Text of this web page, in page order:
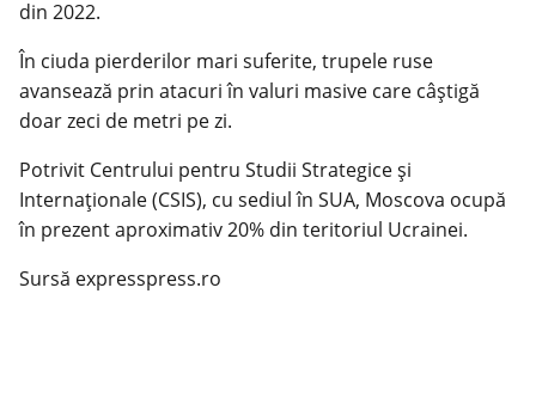
din 2022.
În ciuda pierderilor mari suferite, trupele ruse
avansează prin atacuri în valuri masive care câștigă
doar zeci de metri pe zi.
Potrivit Centrului pentru Studii Strategice și
Internaționale (CSIS), cu sediul în SUA, Moscova ocupă
în prezent aproximativ 20% din teritoriul Ucrainei.
Sursă expresspress.ro